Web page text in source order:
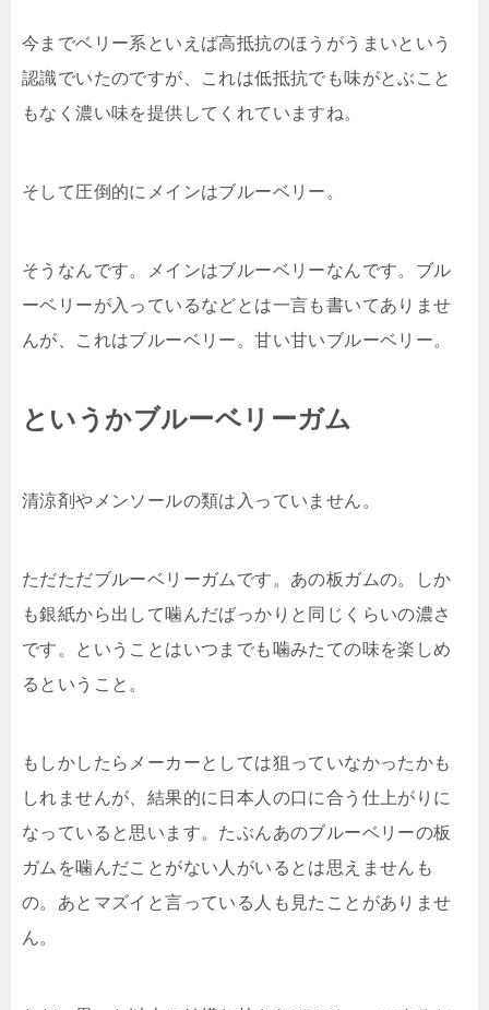
今までベリー系といえば高抵抗のほうがうまいという
認識でいたのですが、これは低抵抗でも味がとぶこと
もなく濃い味を提供してくれていますね。
そして圧倒的にメインはブルーベリー。
そうなんです。メインはブルーベリーなんです。ブル
ーベリーが入っているなどとは一言も書いてありませ
んが、これはブルーベリー。甘い甘いブルーベリー。
というかブルーベリーガム
清涼剤やメンソールの類は入っていません。
ただただブルーベリーガムです。あの板ガムの。しか
も銀紙から出して噛んだばっかりと同じくらいの濃さ
です。ということはいつまでも噛みたての味を楽しめ
るということ。
もしかしたらメーカーとしては狙っていなかったかも
しれませんが、結果的に日本人の口に合う仕上がりに
なっていると思います。たぶんあのブルーベリーの板
ガムを噛んだことがない人がいるとは思えませんも
の。あとマズイと言っている人も見たことがありませ
ん。